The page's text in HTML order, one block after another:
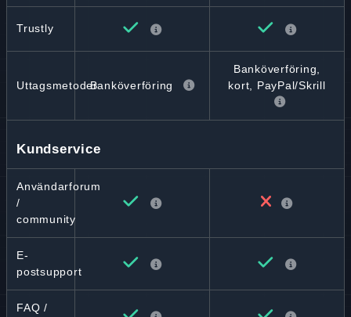
Trustly
UttagsmetoderBanköverföring
Banköverföring,
kort, PayPal/Skrill
Kundservice
Användarforum
/
community
E-
postsupport
FAQ /